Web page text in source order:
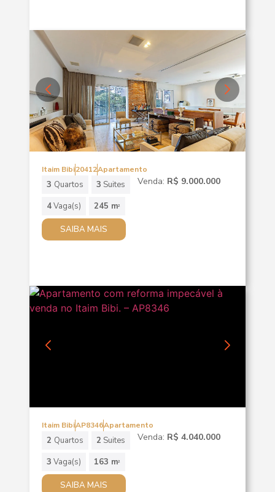
Itaim Bibi20412Apartamento
3 Quartos 3 Suites
4Vaga(s) 245 m2
Venda: R$ 9.000.000
SAIBA MAIS
Itaim BibiAP8346Apartamento
2 Quartos 2 Suites
3 Vaga(s) 163 m2
Venda: R$ 4.040.000
SAIBA MAIS